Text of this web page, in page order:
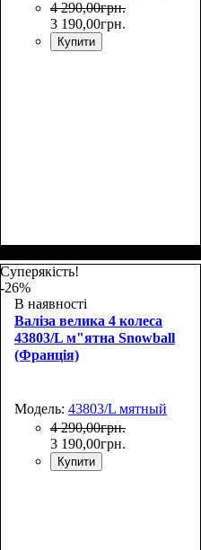
4 290,00грн.
3 190,00грн.
Купити
77х54х31
Суперякість!
-26%
В наявності
Валіза велика 4 колеса
43803/L м"ятна Snowball
(Франція)
Модель: 43803/L мятный
4 290,00грн.
3 190,00грн.
Купити